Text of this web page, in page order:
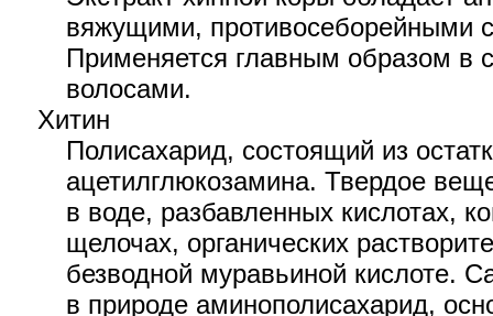
вяжущими, противосеборейными
Применяется главным образом в
волосами.
Хитин
Полисахарид, состоящий из
ацетилглюкозамина. Твердое
в воде, разбавленных кислотах,
щелочах, органических
безводной муравьиной кислоте.
в природе аминополисахарид,